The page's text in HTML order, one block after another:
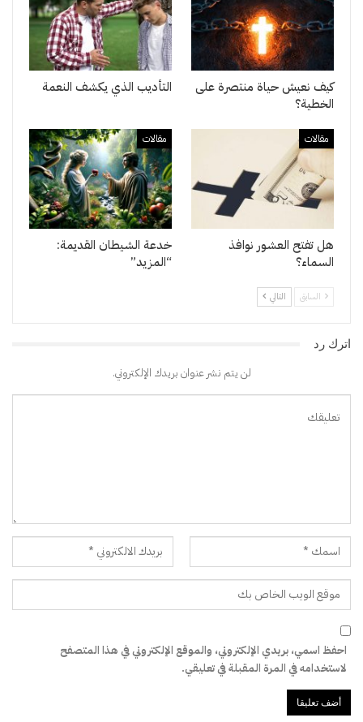
كيف نعيش حياة منتصرة على
الخطية؟
التأديب الذي يكشف النعمة
مقالات
هل تفتح العشور نوافذ
السماء؟
مقالات
خدعة الشيطان القديمة:
“المزيد”
السابق التالي
اترك رد
لن يتم نشر عنوان بريدك الإلكتروني.
احفظ اسمي، بريدي الإلكتروني، والموقع الإلكتروني في هذا المتصفح
لاستخدامه في المرة المقبلة في تعليقي.